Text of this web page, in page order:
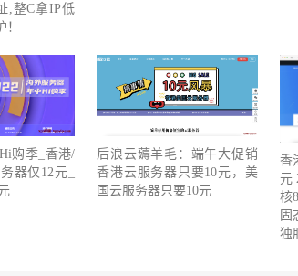
,整C拿IP低
购季_香港/
器仅12元_
后浪云薅羊毛：端午大促销
香港云服务器只要10元，美
国云服务器只要10元
香
元
核
固
独